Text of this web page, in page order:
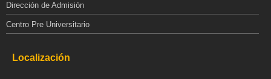
Dirección de Admisión
Centro Pre Universitario
Localización